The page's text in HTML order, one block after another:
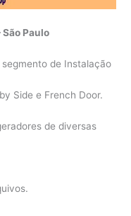
Paulo
de Instalação
Side e French Door.
de diversas